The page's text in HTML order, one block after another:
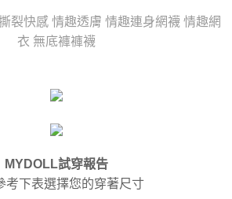
或使用他人資訊註冊。若發現惡意使用之情形，
有權停止該用戶之使用額度並採取法律行動。
裂快感 情趣透膚 情趣連身網襪 情趣網
衣 無底褲褲襪
MYDOLL試穿報告
考下表選擇您的穿著尺寸